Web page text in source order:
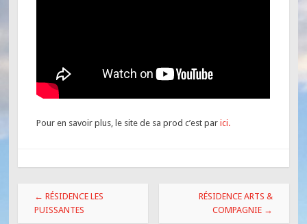
Pour en savoir plus, le site de sa prod c’est parici.
← RÉSIDENCE LES
PUISSANTES
RÉSIDENCE ARTS &
COMPAGNIE →